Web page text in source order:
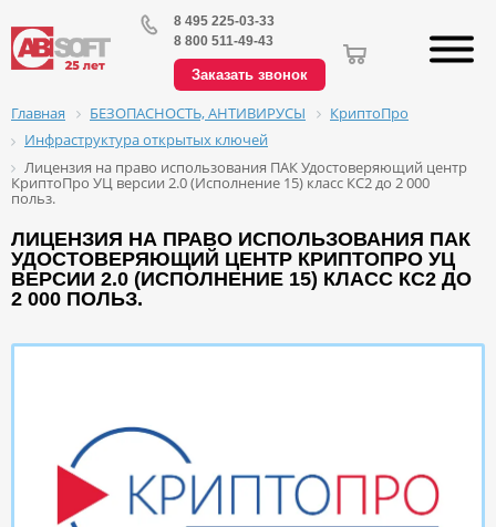
8 495 225-03-33
8 800 511-49-43
Заказать звонок
Главная БЕЗОПАСНОСТЬ, АНТИВИРУСЫ
КриптоПро
Инфраструктура открытых ключей
Лицензия на право использования ПАК Удостоверяющий центр
КриптоПро УЦ версии 2.0 (Исполнение 15) класс КС2 до 2 000
польз.
ЛИЦЕНЗИЯ НА ПРАВО ИСПОЛЬЗОВАНИЯ ПАК
УДОСТОВЕРЯЮЩИЙ ЦЕНТР КРИПТОПРО УЦ
ВЕРСИИ 2.0 (ИСПОЛНЕНИЕ 15) КЛАСС КС2 ДО
2 000 ПОЛЬЗ.